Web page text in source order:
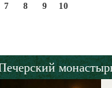
7 8 9 10